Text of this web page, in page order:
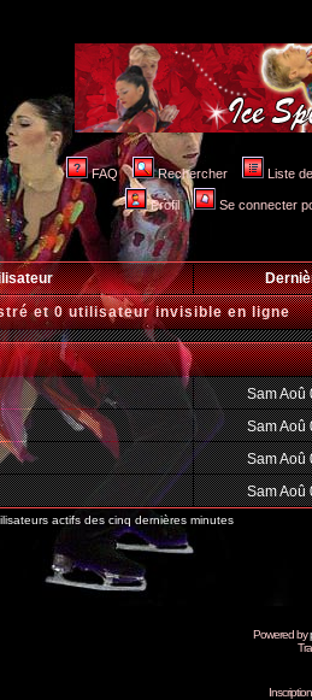
FAQ Rechercher Liste
Profil Se connecter
et 0 utilisateur invisible en ligne
Sam Aoû
Sam Aoû
Sam Aoû
Sam Aoû
actifs des cinq dernières minutes
Powered by